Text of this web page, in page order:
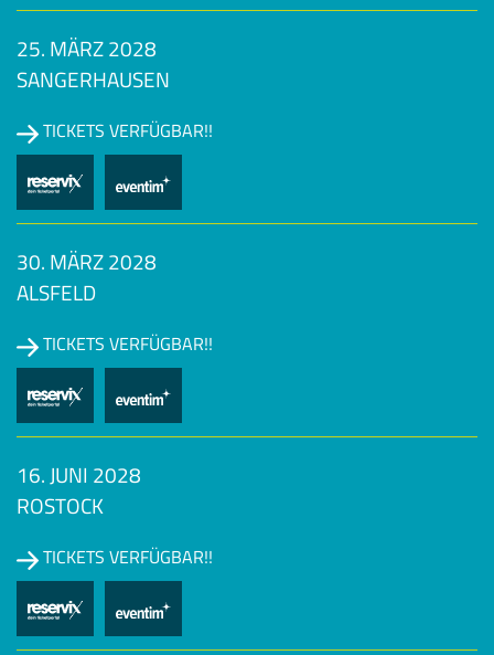
25. MÄRZ 2028
SANGERHAUSEN
TICKETS VERFÜGBAR!!
30. MÄRZ 2028
ALSFELD
TICKETS VERFÜGBAR!!
16. JUNI 2028
ROSTOCK
TICKETS VERFÜGBAR!!